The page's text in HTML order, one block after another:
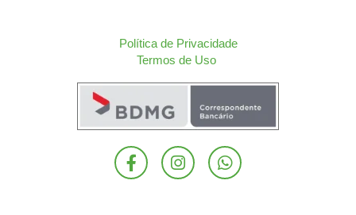
Política de Privacidade
Termos de Uso
F
a
I
n
W
h